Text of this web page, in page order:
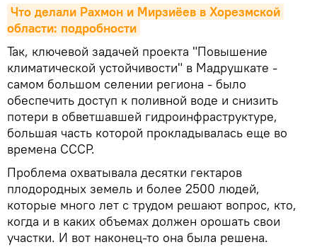
Что делали Рахмон и Мирзиёев в Хорезмской
области: подробности
Так, ключевой задачей проекта "Повышение
климатической устойчивости" в Мадрушкате -
самом большом селении региона - было
обеспечить доступ к поливной воде и снизить
потери в обветшавшей гидроинфраструктуре,
большая часть которой прокладывалась еще во
времена СССР.
Проблема охватывала десятки гектаров
плодородных земель и более 2500 людей,
которые много лет с трудом решают вопрос, кто,
когда и в каких объемах должен орошать свои
участки. И вот наконец-то она была решена.